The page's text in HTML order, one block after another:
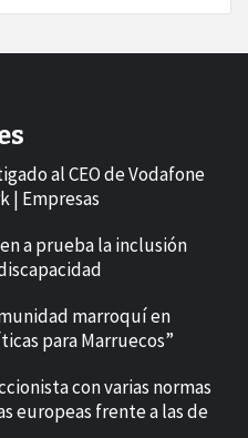
al CEO de Vodafone
| Empresas
a prueba la inclusión
marroquí en
para Marruecos”
con varias normas
europeas frente a las de